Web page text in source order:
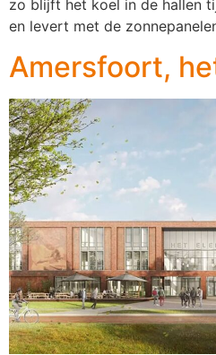
zo blijft het koel in de hallen
en levert met de
Amersfoort,